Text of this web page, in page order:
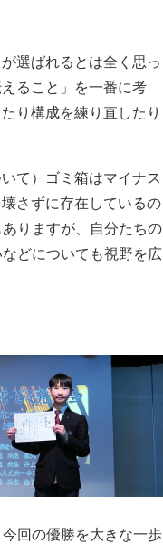
選ばれるとは全く思っ
ること」を一番に考
り構成を練り直したり
て）ゴミ箱はマイナス
さずに存在しているの
りますが、自分たちの
どについても視野を広
回の優勝を大きな一歩